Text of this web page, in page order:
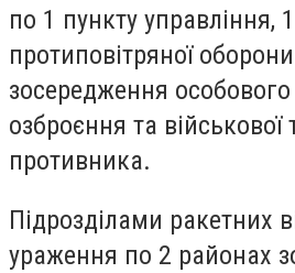
по 1 пункту управління,
протиповітряної
зосередження особового
озброєння та військової
противника.
Підрозділами ракетних
ураження по 2 районах